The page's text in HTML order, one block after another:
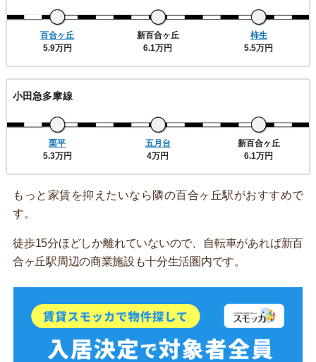
百合ヶ丘
5.9万円
新百合ヶ丘
6.1万円
柿生
5.5万円
小田急多摩線
栗平
5.3万円
五月台
4万円
新百合ヶ丘
6.1万円
もっと家賃を抑えたいなら隣の百合ヶ丘駅がおすすめで
す。
徒歩15分ほどしか離れていないので、自転車があれば新百
合ヶ丘駅周辺の商業施設も十分生活圏内です。